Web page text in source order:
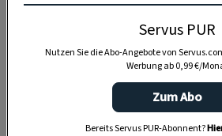
Servus PUR
Nutzen Sie die Abo-Angebote von
Werbung ab 0,99 €/
Zum Abo
Bereits Servus PUR-Abonnent?